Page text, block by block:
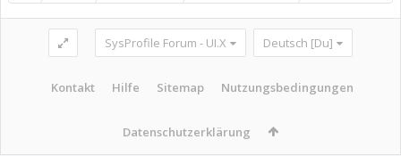
SysProfile Forum - UI.X Deutsch [Du]
Kontakt Hilfe Sitemap Nutzungsbedingungen
Datenschutzerklärung